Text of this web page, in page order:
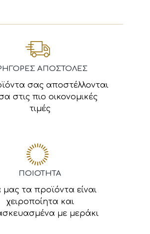
ΑΠΟΣΤΟΛΕΣ
σας αποστέλλονται
στις πιο οικονομικές
τιμές
ΠΟΙΟΤΗΤΑ
τα προϊόντα είναι
χειροποίητα και
με μεράκι